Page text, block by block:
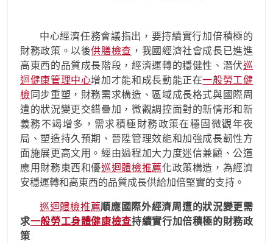
中心經濟任務會議指出，要持續實行加倍積極的
財務政策。以後供膳檢查 ，我國經濟社會成長已進進
高東西的品質成長階段，經濟運轉的穩健性、潛伏巡
迴健康管理中心增加才能和成長動能正在一般勞工健
檢 同步重塑，財務需求構造、區域成長格式與國際周
遭的狀況變更交錯疊加，微觀調控面對的新情形和新
義務不竭增多，需求積極財務政策在穩固微觀年夜
局、塑造持久預期、晉陞管理效能和加強成長韌性方
面施展更高文用。經由過程加大力度迷信兼顧、公道
應用財務東西和優巡迴體檢推薦化政策構造，為經濟
安穩運轉和高東西的品質成長供給加倍堅實的支持。
巡迴體檢推薦順應國際外經濟周遭的狀況變更需
求一般勞工身體健康檢查持續實行加倍積極的財務政
策